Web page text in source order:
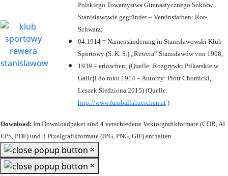
Polskiego Towarzystwa Gimnastycznego Sokółw
Stanisławowie gegründet – Vereinsfarben: Rot-
Schwarz;
04.1914 = Namensänderung in Stanisławowski Klub
Sportowy (S. K. S.) „Rewera“ Stanisławów von 1908;
1939 = erloschen; (Quelle: Rozgrywki Piłkarskie w
Galicji do roku 1914 – Autorzy: Piotr Chomicki,
Leszek Śledziona 2015) (Quelle:
http://www.fussballabzeichen.at )
Download: Im Downloadpaket sind 4 verschiedene Vektorgrafikformate (CDR, AI
EPS, PDF) und 3 Pixelgrafikformate (JPG, PNG, GIF) enthalten.
×
×